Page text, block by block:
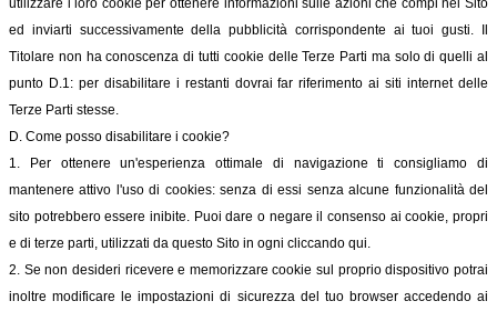
utilizzare i loro cookie per ottenere informazioni sulle azioni che compi nel Sito
ed inviarti successivamente della pubblicità corrispondente ai tuoi gusti. Il
Titolare non ha conoscenza di tutti cookie delle Terze Parti ma solo di quelli al
punto D.1: per disabilitare i restanti dovrai far riferimento ai siti internet delle
Terze Parti stesse.
D. Come posso disabilitare i cookie?
1. Per ottenere un'esperienza ottimale di navigazione ti consigliamo di
mantenere attivo l'uso di cookies: senza di essi senza alcune funzionalità del
sito potrebbero essere inibite. Puoi dare o negare il consenso ai cookie, propri
e di terze parti, utilizzati da questo Sito in ogni cliccando qui.
2. Se non desideri ricevere e memorizzare cookie sul proprio dispositivo potrai
inoltre modificare le impostazioni di sicurezza del tuo browser accedendo ai